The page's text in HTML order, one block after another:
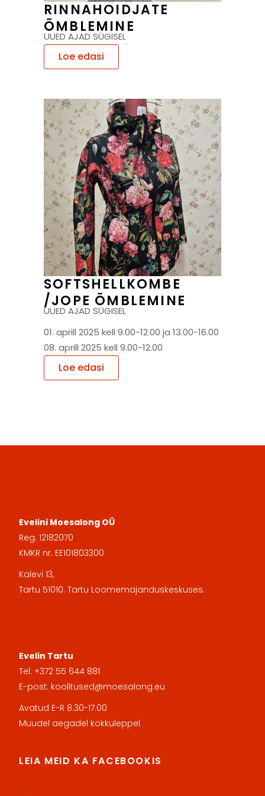
RINNAHOIDJATE
ÕMBLEMINE
UUED AJAD SÜGISEL
Loe edasi
SOFTSHELLKOMBE
/JOPE ÕMBLEMINE
UUED AJAD SÜGISEL
01. aprill 2025 kell 9.00-12.00 ja 13.00-16.00
08. aprill 2025 kell 9.00-12.00
Loe edasi
Evelini Moesalong OÜ
Reg. 12182070
KMKR nr. EE101803300
Kalevi 13,
Tartu 51010. Tartu Loomemajanduskeskuses.
Evelin Tartu
Tel: +372 55 644 881
E-post: koolitused@moesalong.eu
Avatud E-R 8.30-17.00
Muudel aegadel kokkuleppel
LEIA MEID KA FACEBOOKIS